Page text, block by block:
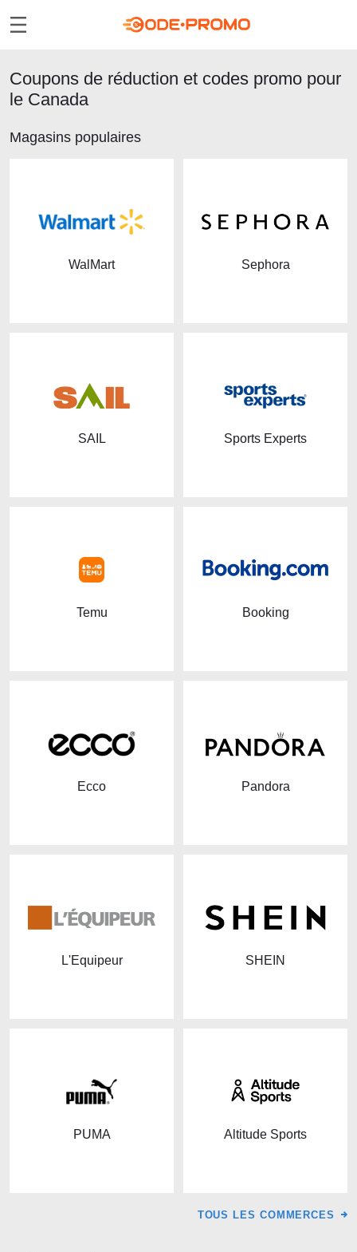
Coupons de réduction et codes promo pour
le Canada
Magasins populaires
WalMart Sephora
SAIL Sports Experts
Temu Booking
Ecco Pandora
L'Equipeur SHEIN
PUMA Altitude Sports
TOUS LES COMMERCES